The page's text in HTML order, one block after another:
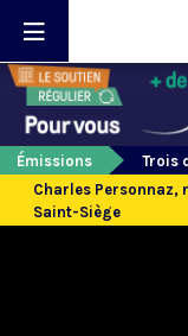
Émissions
Trois
Charles Personnaz,
Saint-Siège